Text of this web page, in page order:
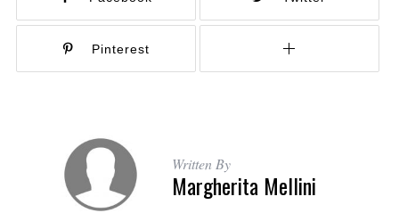
Pinterest
Written By
Margherita Mellini